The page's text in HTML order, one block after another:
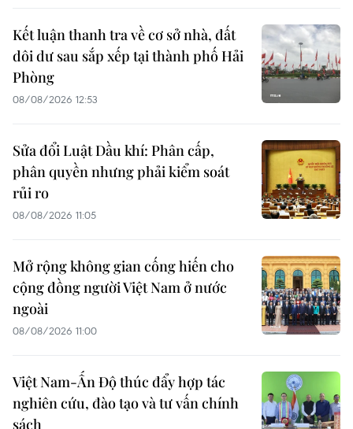
Kết luận thanh tra về cơ sở nhà, đất
dôi dư sau sắp xếp tại thành phố Hải
Phòng
08/08/2026 12:53
Sửa đổi Luật Dầu khí: Phân cấp,
phân quyền nhưng phải kiểm soát
rủi ro
08/08/2026 11:05
Mở rộng không gian cống hiến cho
cộng đồng người Việt Nam ở nước
ngoài
08/08/2026 11:00
Việt Nam-Ấn Độ thúc đẩy hợp tác
nghiên cứu, đào tạo và tư vấn chính
sách